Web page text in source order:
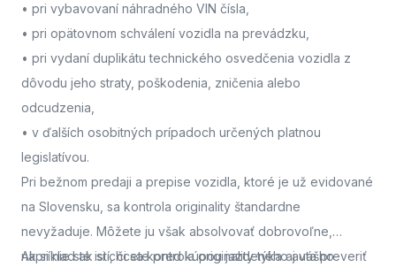
• pri vybavovaní náhradného VIN čísla,
• pri opätovnom schválení vozidla na prevádzku,
• pri vydaní duplikátu technického osvedčenia vozidla z
dôvodu jeho straty, poškodenia, zničenia alebo
odcudzenia,
• v ďalších osobitných prípadoch určených platnou
legislatívou.
Pri bežnom predaji a prepise vozidla, ktoré je už evidované
na Slovensku, sa kontrola originality štandardne
nevyžaduje. Môžete ju však absolvovať dobrovoľne,
napríklad ak si chcete pred kúpou jazdeného auta preveriť
Ak si nie ste istí, či sa kontrola originality týka aj vášho